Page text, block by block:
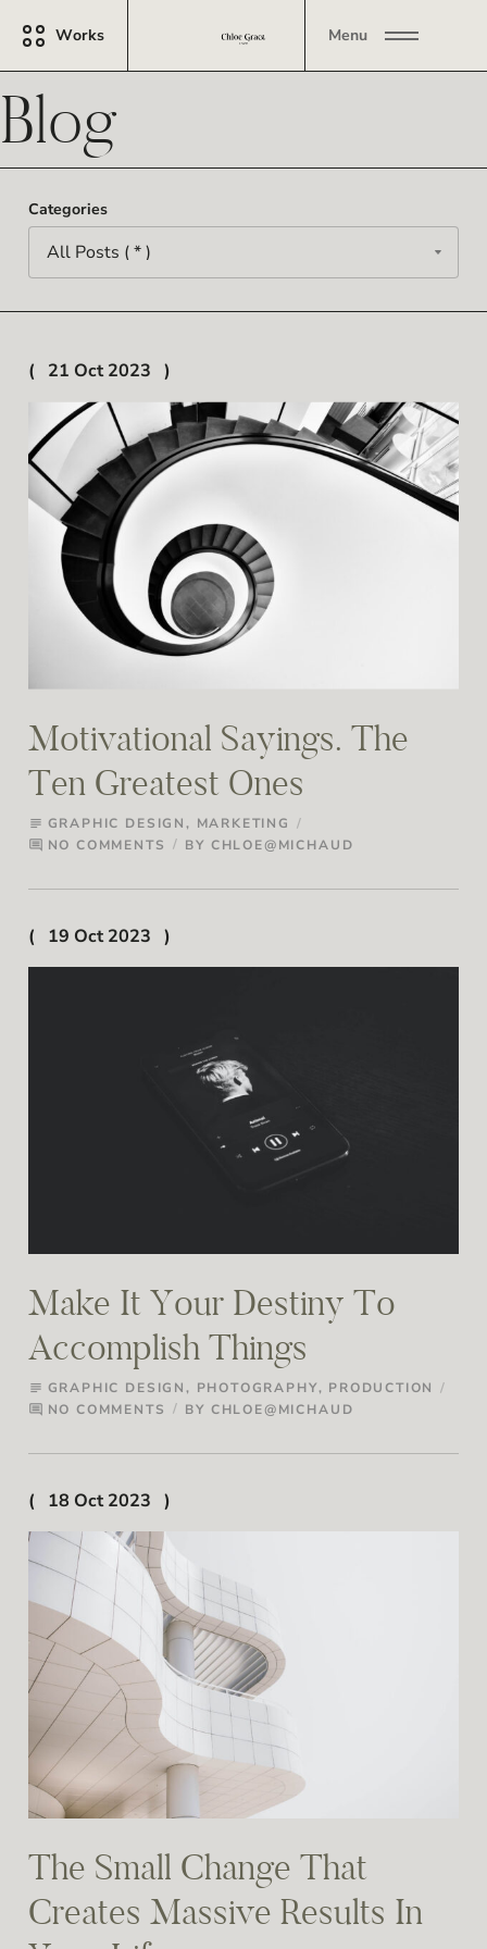
Works Menu
Blog
Categories
21 Oct 2023
Motivational Sayings. The
Ten Greatest Ones
subject GRAPHIC DESIGN, MARKETING
comment NO COMMENTS BY CHLOE@MICHAUD
19 Oct 2023
Make It Your Destiny To
Accomplish Things
subject GRAPHIC DESIGN, PHOTOGRAPHY, PRODUCTION
comment NO COMMENTS BY CHLOE@MICHAUD
18 Oct 2023
The Small Change That
Creates Massive Results In